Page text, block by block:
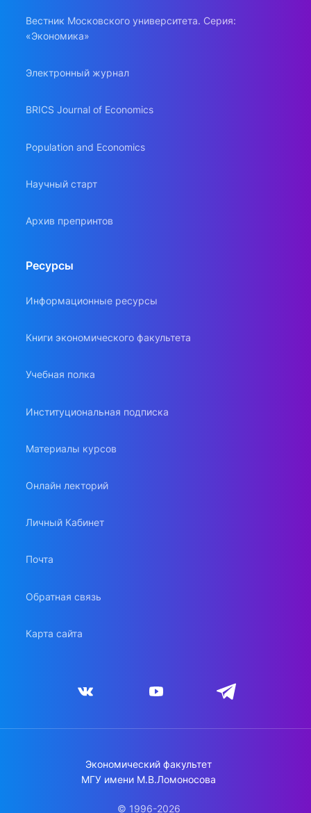
Вестник Московского университета. Серия:
«Экономика»
Электронный журнал
BRICS Journal of Economics
Population and Economics
Научный старт
Архив препринтов
Ресурсы
Информационные ресурсы
Книги экономического факультета
Учебная полка
Институциональная подписка
Материалы курсов
Онлайн лекторий
Личный Кабинет
Почта
Обратная связь
Карта сайта
Экономический факультет
МГУ имени М.В.Ломоносова
© 1996-2026